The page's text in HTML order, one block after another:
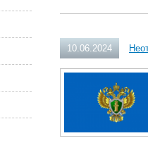
10.06.2024